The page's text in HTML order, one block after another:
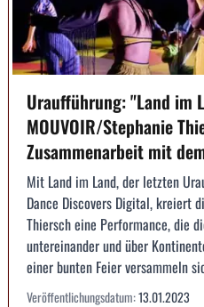
Uraufführung: "Land im
MOUVOIR/Stephanie
Zusammenarbeit mit
Mit Land im Land, der letzten
Dance Discovers Digital, kreiert
Thiersch eine Performance, die
untereinander und über
einer bunten Feier versammeln
Veröffentlichungsdatum:13.01.2023